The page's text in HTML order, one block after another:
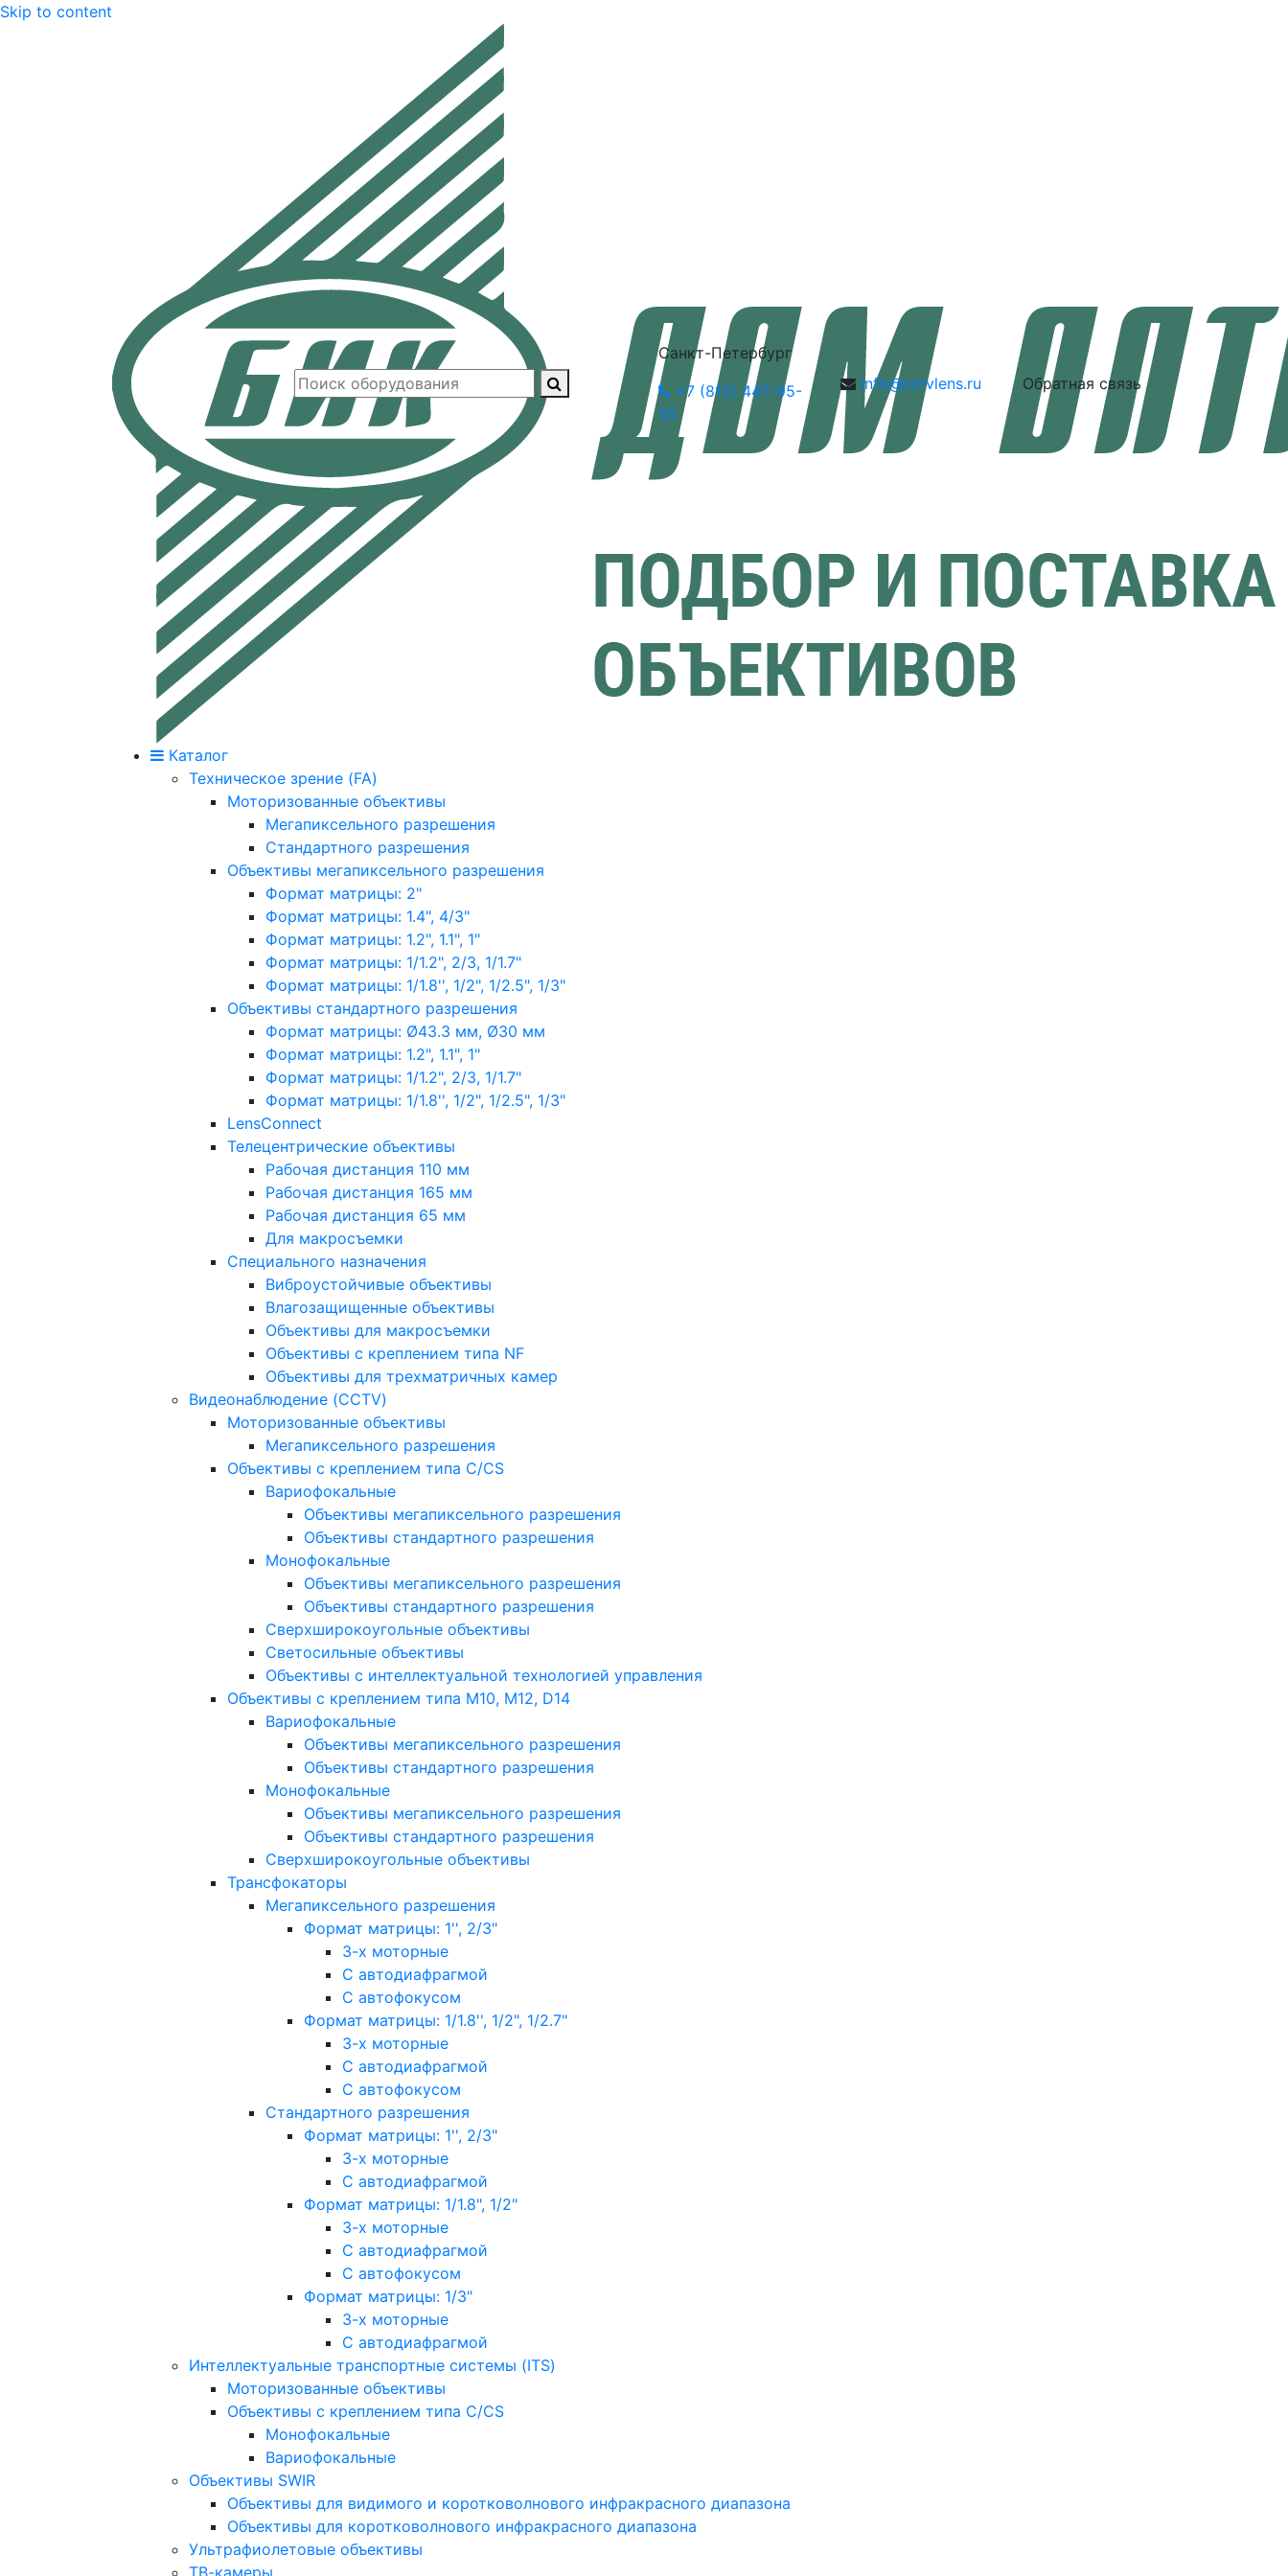
Skip to content
Санкт-Петербург
+7 (812) 447-95-
55
info@cctvlens.ru Обратная связь
Каталог
Техническое зрение (FA)
Моторизованные объективы
Мегапиксельного разрешения
Стандартного разрешения
Объективы мегапиксельного разрешения
Формат матрицы: 2"
Формат матрицы: 1.4", 4/3"
Формат матрицы: 1.2", 1.1", 1"
Формат матрицы: 1/1.2", 2/3, 1/1.7"
Формат матрицы: 1/1.8'', 1/2", 1/2.5", 1/3"
Объективы стандартного разрешения
Формат матрицы: Ø43.3 мм, Ø30 мм
Формат матрицы: 1.2", 1.1", 1"
Формат матрицы: 1/1.2", 2/3, 1/1.7"
Формат матрицы: 1/1.8'', 1/2", 1/2.5", 1/3"
LensConnect
Телецентрические объективы
Рабочая дистанция 110 мм
Рабочая дистанция 165 мм
Рабочая дистанция 65 мм
Для макросъемки
Специального назначения
Виброустойчивые объективы
Влагозащищенные объективы
Объективы для макросъемки
Объективы с креплением типа NF
Объективы для трехматричных камер
Видеонаблюдение (CCTV)
Моторизованные объективы
Мегапиксельного разрешения
Объективы с креплением типа C/CS
Вариофокальные
Объективы мегапиксельного разрешения
Объективы стандартного разрешения
Монофокальные
Объективы мегапиксельного разрешения
Объективы стандартного разрешения
Сверхширокоугольные объективы
Светосильные объективы
Объективы с интеллектуальной технологией управления
Объективы с креплением типа M10, M12, D14
Вариофокальные
Объективы мегапиксельного разрешения
Объективы стандартного разрешения
Монофокальные
Объективы мегапиксельного разрешения
Объективы стандартного разрешения
Сверхширокоугольные объективы
Трансфокаторы
Мегапиксельного разрешения
Формат матрицы: 1'', 2/3"
3-х моторные
С автодиафрагмой
С автофокусом
Формат матрицы: 1/1.8'', 1/2", 1/2.7"
3-х моторные
С автодиафрагмой
С автофокусом
Стандартного разрешения
Формат матрицы: 1'', 2/3"
3-х моторные
С автодиафрагмой
Формат матрицы: 1/1.8", 1/2"
3-х моторные
С автодиафрагмой
С автофокусом
Формат матрицы: 1/3"
3-х моторные
С автодиафрагмой
Интеллектуальные транспортные системы (ITS)
Моторизованные объективы
Объективы с креплением типа C/CS
Монофокальные
Вариофокальные
Объективы SWIR
Объективы для видимого и коротковолнового инфракрасного диапазона
Объективы для коротковолнового инфракрасного диапазона
Ультрафиолетовые объективы
ТВ-камеры